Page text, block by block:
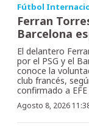
Fútbol
Ferran
Barcelona
El delantero
por el PSG y el
conoce la
club francés,
confirmado a
Agosto 8, 2026